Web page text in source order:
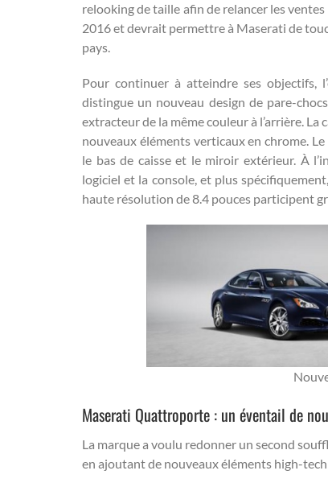
relooking de taille afin de relancer les
2016 et devrait permettre à Maserati de
pays.
Pour continuer à atteindre ses objectifs,
distingue un nouveau design de pare-
extracteur de la même couleur à l’arrière.
nouveaux éléments verticaux en chrome.
le bas de caisse et le miroir extérieur. À
logiciel et la console, et plus
haute résolution de 8.4 pouces participent
Maserati Quattroporte : un éventail de
La marque a voulu redonner un second
en ajoutant de nouveaux éléments high-